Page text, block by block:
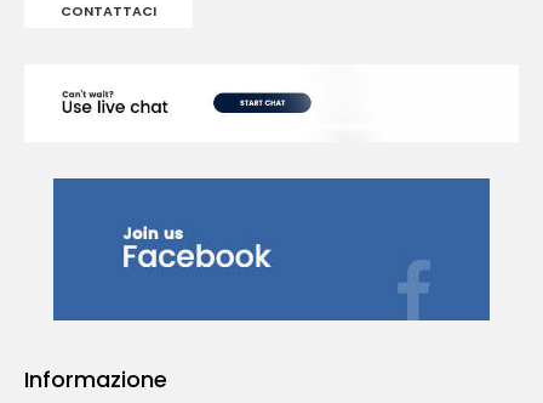
CONTATTACI
Informazione